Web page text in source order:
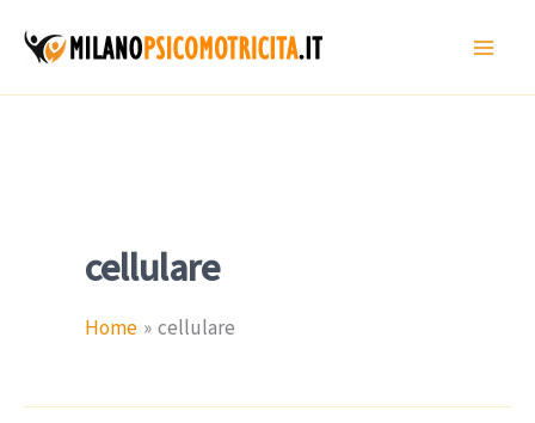
cellulare
Home cellulare